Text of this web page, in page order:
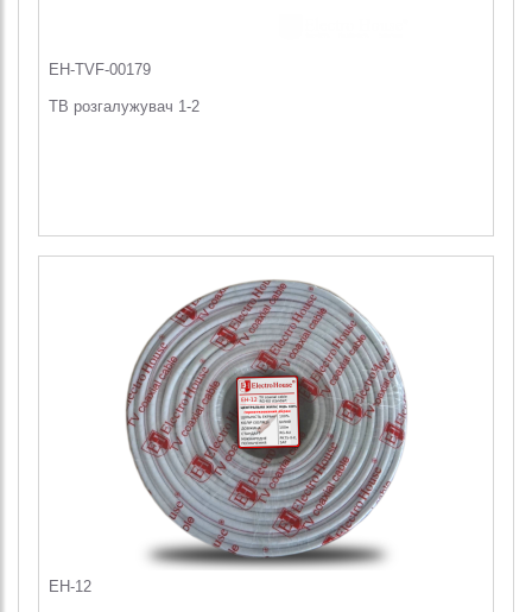
EH-TVF-00179
ТВ розгалужувач 1-2
EH-12